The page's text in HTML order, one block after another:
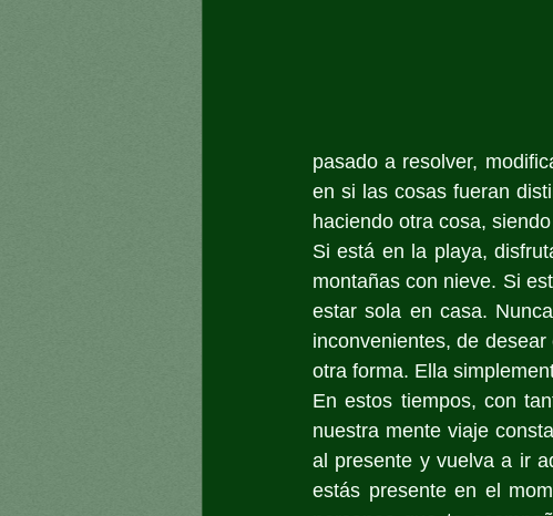
pasado a resolver,
en si las cosas fueran
haciendo otra cosa,
Si está en la playa,
montañas con nieve. Si
estar sola en casa.
inconvenientes, de
otra forma. Ella
En estos tiempos, con
nuestra mente viaje
al presente y vuelva a ir
estás presente en el